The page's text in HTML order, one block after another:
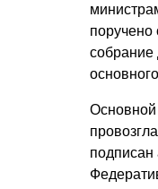
поручено
собрание
подписан